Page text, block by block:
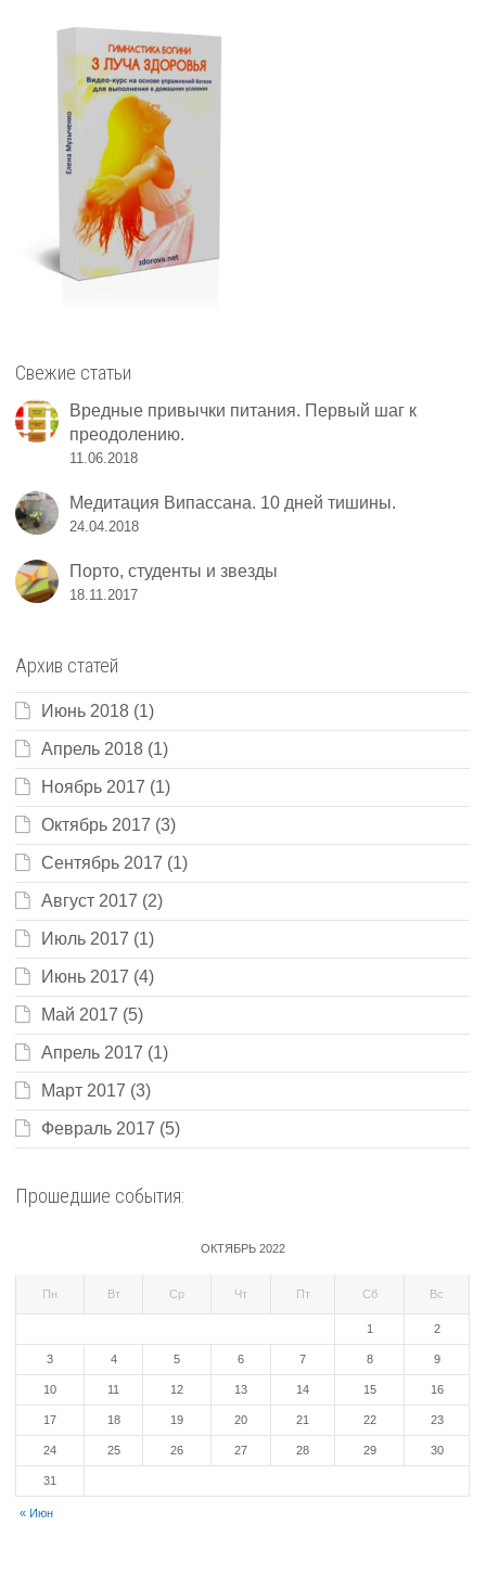
Свежие статьи
Вредные привычки питания. Первый шаг к
преодолению.
11.06.2018
Медитация Випассана. 10 дней тишины.
24.04.2018
Порто, студенты и звезды
18.11.2017
Архив статей
Июнь 2018 (1)
Апрель 2018 (1)
Ноябрь 2017 (1)
Октябрь 2017 (3)
Сентябрь 2017 (1)
Август 2017 (2)
Июль 2017 (1)
Июнь 2017 (4)
Май 2017 (5)
Апрель 2017 (1)
Март 2017 (3)
Февраль 2017 (5)
Прошедшие события:
ОКТЯБРЬ 2022
Пн Вт Ср Чт Пт Сб Вс
« Июн
1 2
3 4 5 6 7 8 9
10 11 12 13 14 15 16
17 18 19 20 21 22 23
24 25 26 27 28 29 30
31